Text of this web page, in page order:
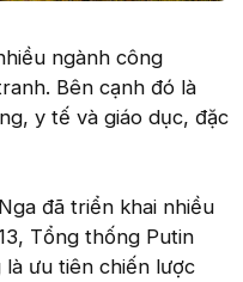
ngành công
Bên cạnh đó là
y tế và giáo dục, đặc
đã triển khai nhiều
Tổng thống Putin
ưu tiên chiến lược